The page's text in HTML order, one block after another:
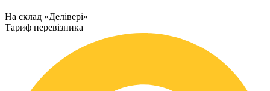
На склад «Делівері»
Тариф перевізника